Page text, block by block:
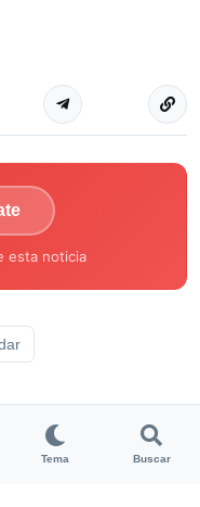
esta noticia
Tema Buscar